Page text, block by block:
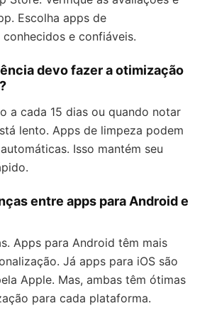
Escolha apps de
e confiáveis.
devo fazer a otimização
a cada 15 dias ou quando notar
lento. Apps de limpeza podem
Isso mantém seu
entre apps para Android e
Apps para Android têm mais
Já apps para iOS são
Apple. Mas, ambas têm ótimas
para cada plataforma.